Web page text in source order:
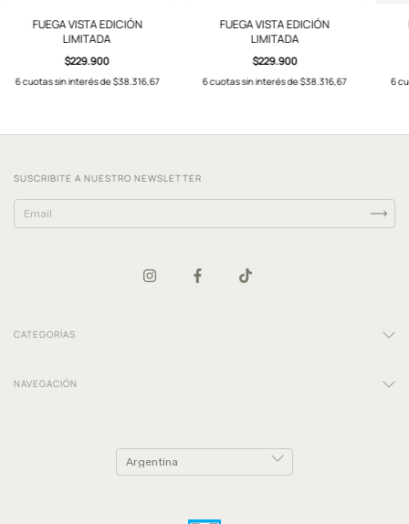
FUEGA VISTA EDICIÓN
LIMITADA
$229.900
6cuotas sin interés de$38.316,67
FUEGA VISTA EDICIÓN
LIMITADA
$229.900
6cuotas sin interés de$38.316,67 6
SUSCRIBITE A NUESTRO NEWSLETTER
CATEGORÍAS
NAVEGACIÓN